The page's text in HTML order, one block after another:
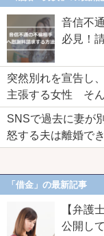
音信不
必見！
突然別れを宣告し
主張する女性 そ
SNSで過去に妻が
怒する夫は離婚で
「借金」の最新記事
【弁護
公開し